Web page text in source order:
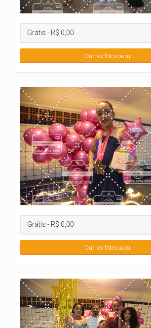
Outras fotos aqui
Outras fotos aqui